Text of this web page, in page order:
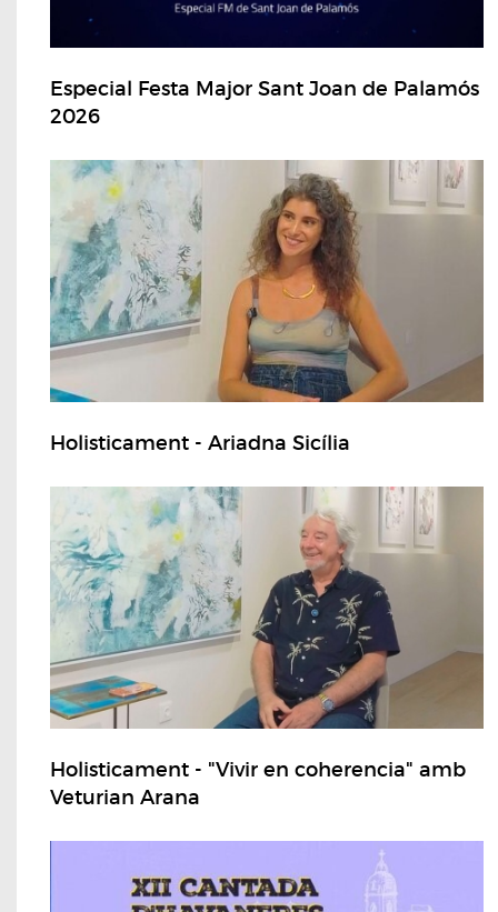
Especial Festa Major Sant Joan de Palamós
2026
Holisticament - Ariadna Sicília
Holisticament - "Vivir en coherencia" amb
Veturian Arana